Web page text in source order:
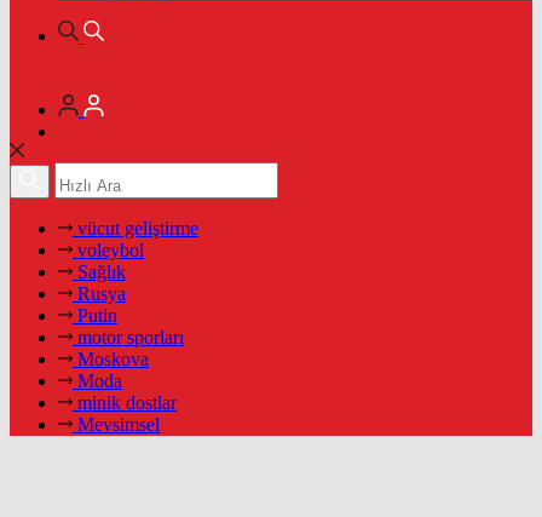
vücut geliştirme
voleybol
Sağlık
Rusya
Putin
motor sporları
Moskova
Moda
minik dostlar
Mevsimsel